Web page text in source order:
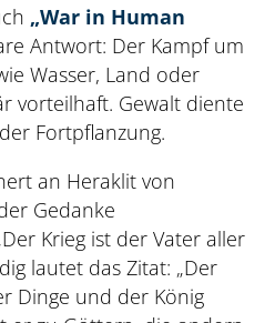
„War in Human
Antwort: Der Kampf um
Wasser, Land oder
vorteilhaft. Gewalt diente
Fortpflanzung.
an Heraklit von
Gedanke
Krieg ist der Vater aller
lautet das Zitat: „Der
Dinge und der König